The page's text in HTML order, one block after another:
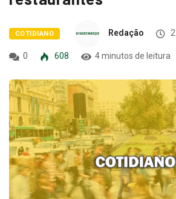
0 608 4 minutos de leitura